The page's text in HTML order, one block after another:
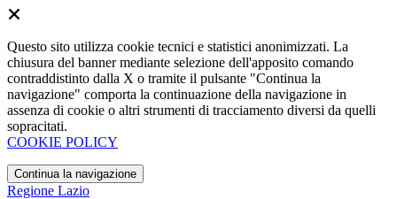
Questo sito utilizza cookie tecnici e statistici anonimizzati. La
chiusura del banner mediante selezione dell'apposito comando
contraddistinto dalla X o tramite il pulsante "Continua la
navigazione" comporta la continuazione della navigazione in
assenza di cookie o altri strumenti di tracciamento diversi da quelli
sopracitati.
COOKIE POLICY
Continua la navigazione
Regione Lazio